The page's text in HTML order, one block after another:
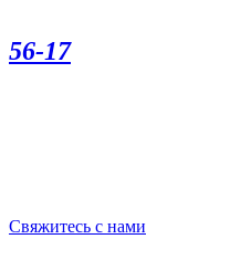
56-17
Свяжитесь с нами